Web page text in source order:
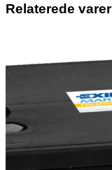
Relaterede varer